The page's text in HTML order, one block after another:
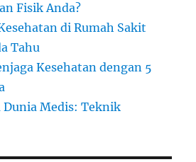
Fisik Anda?
di Rumah Sakit
Tahu
Kesehatan dengan 5
Medis: Teknik